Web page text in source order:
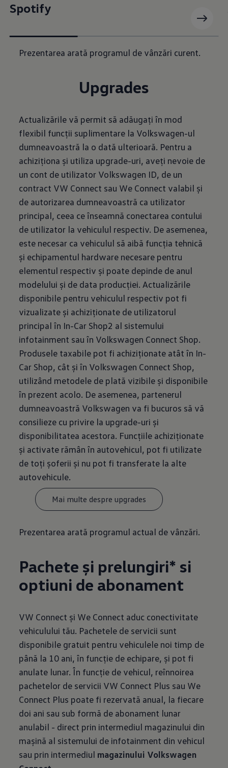
Spotify
Prezentarea arată programul de vânzări curent.
Upgrades
Actualizările vă permit să adăugați în mod
flexibil funcții suplimentare la Volkswagen-ul
dumneavoastră la o dată ulterioară. Pentru a
achiziționa și utiliza upgrade-uri, aveți nevoie de
un cont de utilizator Volkswagen ID, de un
contract VW Connect sau We Connect valabil și
de autorizarea dumneavoastră ca utilizator
principal, ceea ce înseamnă conectarea contului
de utilizator la vehiculul respectiv. De asemenea,
este necesar ca vehiculul să aibă funcția tehnică
și echipamentul hardware necesare pentru
elementul respectiv și poate depinde de anul
modelului și de data producției. Actualizările
disponibile pentru vehiculul respectiv pot fi
vizualizate și achiziționate de utilizatorul
principal în In-Car Shop2 al sistemului
infotainment sau în Volkswagen Connect Shop.
Produsele taxabile pot fi achiziționate atât în In-
Car Shop, cât și în Volkswagen Connect Shop,
utilizând metodele de plată vizibile și disponibile
în prezent acolo. De asemenea, partenerul
dumneavoastră Volkswagen va fi bucuros să vă
consilieze cu privire la upgrade-uri și
disponibilitatea acestora. Funcțiile achiziționate
și activate rămân în autovehicul, pot fi utilizate
de toți șoferii și nu pot fi transferate la alte
autovehicule.
Mai multe despre upgrades
Prezentarea arată programul actual de vânzări.
Pachete și prelungiri* si
optiuni de abonament
VW Connect și We Connect aduc conectivitate
vehiculului tău. Pachetele de servicii sunt
disponibile gratuit pentru vehiculele noi timp de
până la 10 ani, în funcție de echipare, și pot fi
anulate lunar. În funcție de vehicul, reînnoirea
pachetelor de servicii VW Connect Plus sau We
Connect Plus poate fi rezervată anual, la fiecare
doi ani sau sub formă de abonament lunar
anulabil - direct prin intermediul magazinului din
mașină al sistemului de infotainment din vehicul
sau prin intermediul magazinului Volkswagen